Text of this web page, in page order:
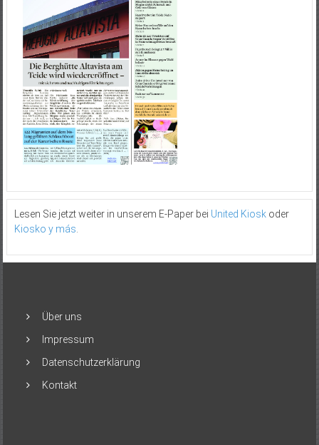
Lesen Sie jetzt weiter in unserem E-Paper bei United Kioskoder
Kiosko y más.
Über uns
Impressum
Datenschutzerklärung
Kontakt